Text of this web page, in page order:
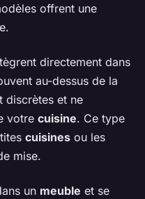
offrent une
directement dans
au-dessus de la
discrètes et ne
votre cuisine. Ce type
cuisines ou les
mise.
un meuble et se